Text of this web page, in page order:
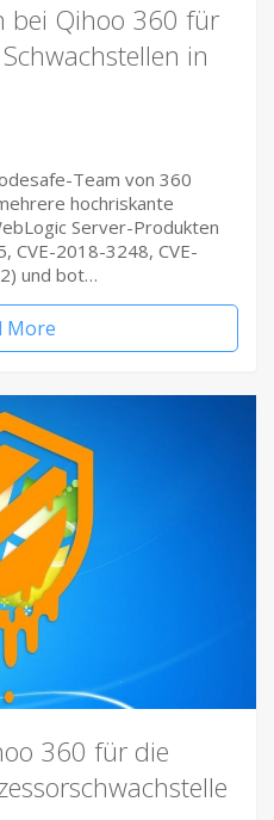
bei Qihoo 360 für
in
Team von 360
hochriskante
Server-Produkten
CVE-2018-3248, CVE-
und bot…
More
360 für die